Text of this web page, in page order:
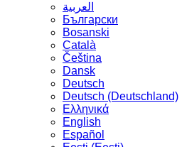
العربية
Български
Bosanski
Сatalà
Čeština
Dansk
Deutsch
Deutsch (Deutschland)
Ελληνικά
English
Español